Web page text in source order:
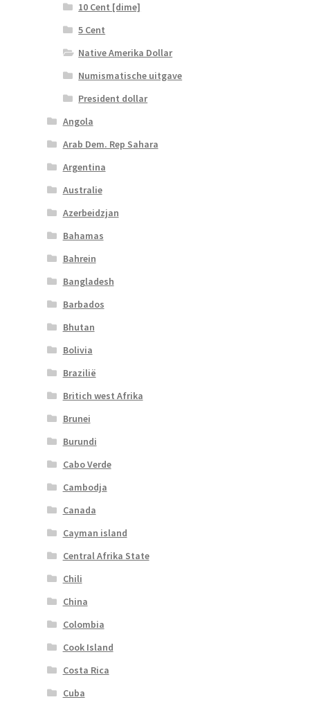
10 Cent [dime]
5 Cent
Native Amerika Dollar
Numismatische uitgave
President dollar
Angola
Arab Dem. Rep Sahara
Argentina
Australie
Azerbeidzjan
Bahamas
Bahrein
Bangladesh
Barbados
Bhutan
Bolivia
Brazilië
Britich west Afrika
Brunei
Burundi
Cabo Verde
Cambodja
Canada
Cayman island
Central Afrika State
Chili
China
Colombia
Cook Island
Costa Rica
Cuba